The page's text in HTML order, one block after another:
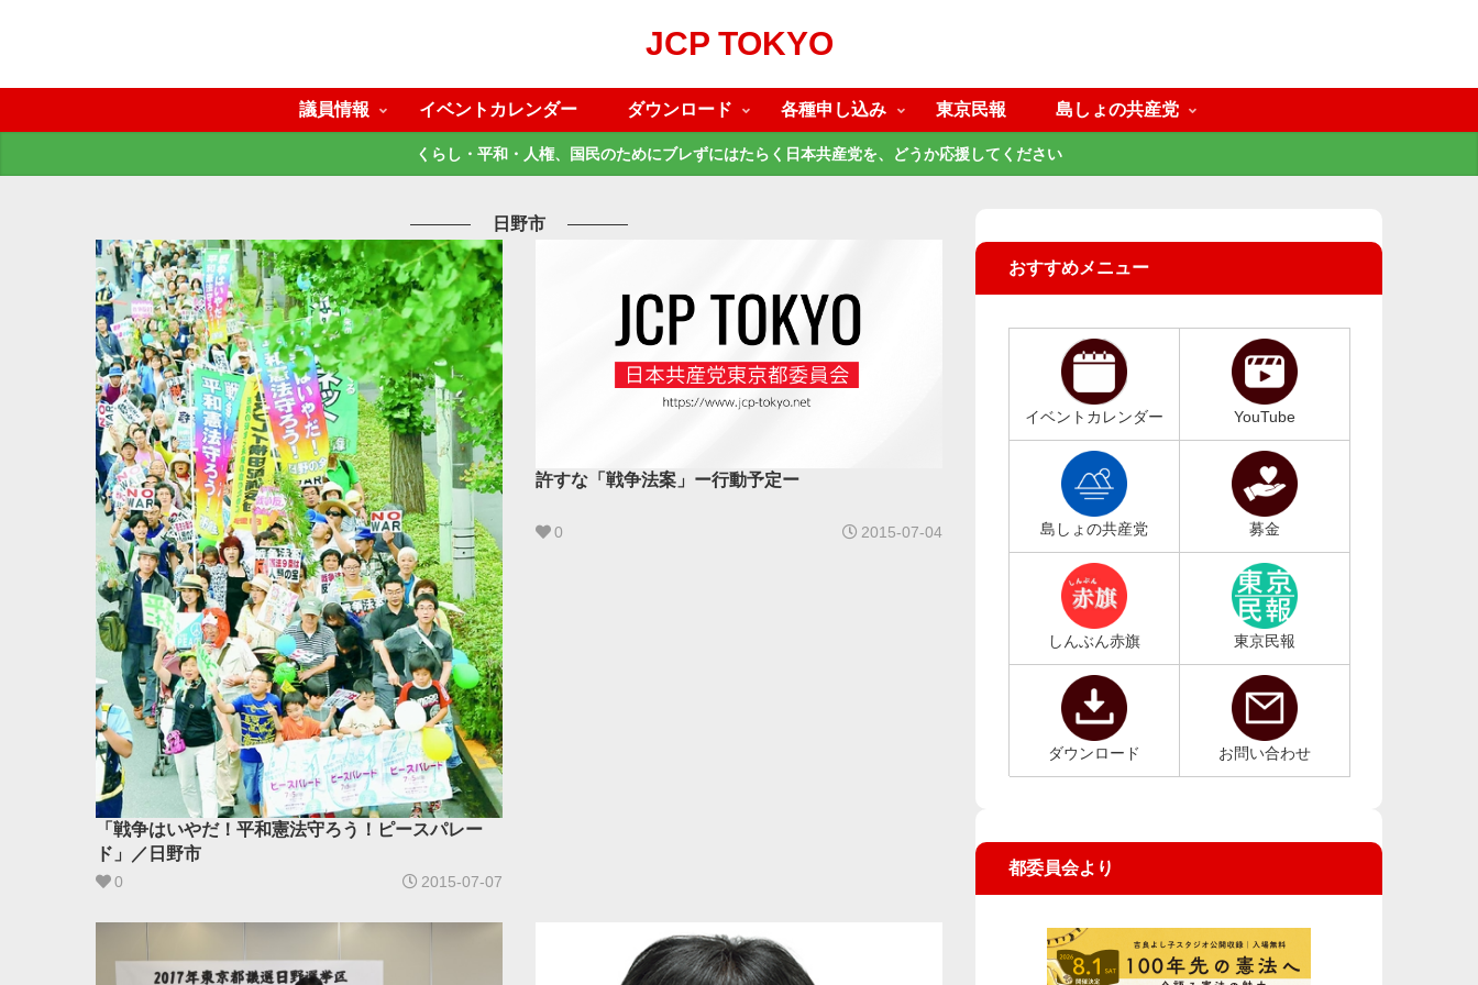
JCP TOKYO
議員情報 イベントカレンダー ダウンロード 各種申し込み 東京民報 島しょの共産党
くらし・平和・人権、国民のためにブレずにはたらく日本共産党を、どうか応援してください
日野市
「戦争はいやだ！平和憲法守ろう！ピースパレー
ド」／日野市
0 2015-07-07
許すな「戦争法案」ー行動予定ー
0 2015-07-04
おすすめメニュー
イベントカレンダー YouTube
島しょの共産党 募金
しんぶん赤旗 東京民報
ダウンロード お問い合わせ
都委員会より